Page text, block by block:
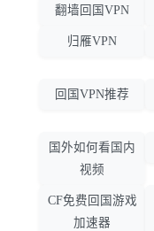
翻墙回国VPN
归雁VPN
回国VPN推荐
国外如何看国内
视频
CF免费回国游戏
加速器